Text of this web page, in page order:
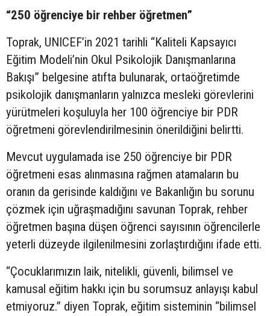
“250 öğrenciye bir rehber öğretmen”
Toprak, UNICEF’in 2021 tarihli “Kaliteli Kapsayıcı
Eğitim Modeli’nin Okul Psikolojik Danışmanlarına
Bakışı” belgesine atıfta bulunarak, ortaöğretimde
psikolojik danışmanların yalnızca mesleki görevlerini
yürütmeleri koşuluyla her 100 öğrenciye bir PDR
öğretmeni görevlendirilmesinin önerildiğini belirtti.
Mevcut uygulamada ise 250 öğrenciye bir PDR
öğretmeni esas alınmasına rağmen atamaların bu
oranın da gerisinde kaldığını ve Bakanlığın bu sorunu
çözmek için uğraşmadığını savunan Toprak, rehber
öğretmen başına düşen öğrenci sayısının öğrencilerle
yeterli düzeyde ilgilenilmesini zorlaştırdığını ifade etti.
“Çocuklarımızın laik, nitelikli, güvenli, bilimsel ve
kamusal eğitim hakkı için bu sorumsuz anlayışı kabul
etmiyoruz.” diyen Toprak, eğitim sisteminin “bilimsel